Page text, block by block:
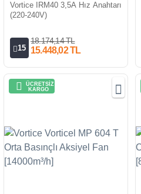
Vortice IRM40 3,5A Hız Anahtarı
(220-240V)
15
18.174,14 TL
15.448,02 TL
ÜCRETSİZ
KARGO